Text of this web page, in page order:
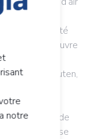
des
qualité
en œuvre
les
tels que gluten,
le process de
minéraux, base
notre